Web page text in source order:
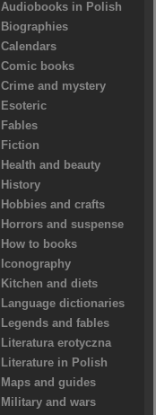
Audiobooks in Polish
Biographies
Calendars
Comic books
Crime and mystery
Esoteric
Fables
Fiction
Health and beauty
History
Hobbies and crafts
Horrors and suspense
How to books
Iconography
Kitchen and diets
Language dictionaries
Legends and fables
Literatura erotyczna
Literature in Polish
Maps and guides
Military and wars